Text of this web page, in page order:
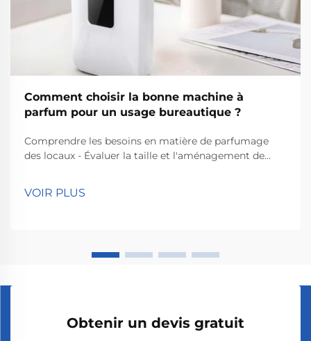
Comment choisir la bonne machine à
parfum pour un usage bureautique ?
Comprendre les besoins en matière de parfumage
des locaux - Évaluer la taille et l'aménagement de
l'espace. Mesurez d'abord la superficie car les grands
VOIR PLUS
Obtenir un devis gratuit